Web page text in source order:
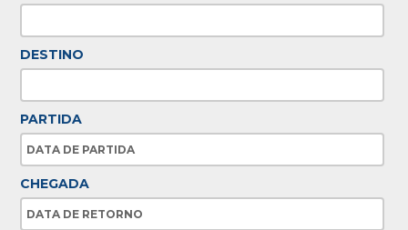
DESTINO
PARTIDA
CHEGADA